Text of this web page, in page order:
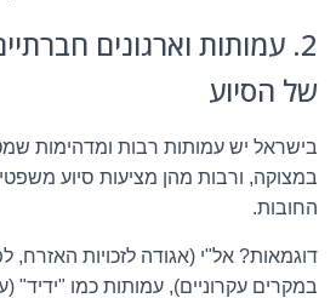
2. עמותות וארגונים
של הסיוע
בישראל יש עמותות רבות ומדהימות
במצוקה, ורבות מהן מציעות סיוע
החובות.
דוגמאות? אל"י (אגודה לזכויות האזרח,
במקרים עקרוניים), עמותות כמו "ידיד"